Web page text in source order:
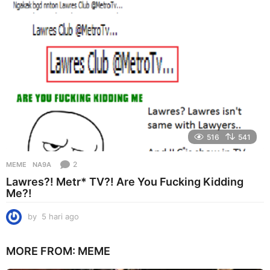
g
516 541
MEME NA9A 2
Lawres?! Metr* TV?! Are You Fucking Kidding
Me?!
by 5 hari ago
r
MORE FROM: MEME